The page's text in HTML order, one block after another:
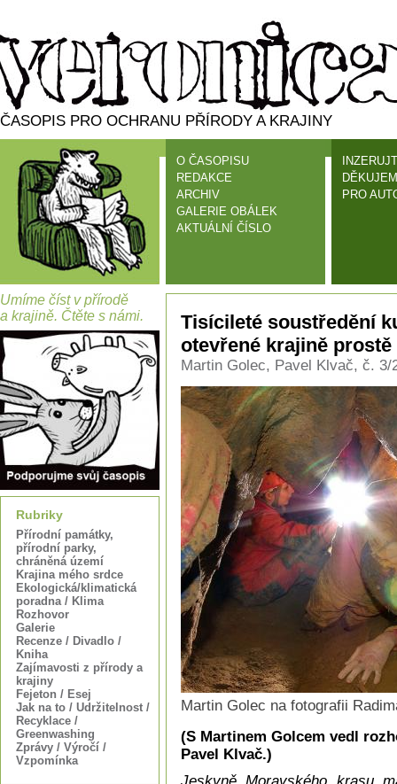
ČASOPIS PRO OCHRANU PŘÍRODY A KRAJINY
O ČASOPISU
REDAKCE
ARCHIV
GALERIE OBÁLEK
AKTUÁLNÍ ČÍSLO
PRO
Umíme číst v přírodě
a krajině. Čtěte s námi.
Rubriky
Přírodní památky,
přírodní parky,
chráněná území
Krajina mého srdce
Ekologická/klimatická
poradna / Klima
Rozhovor
Galerie
Recenze / Divadlo /
Kniha
Zajímavosti z přírody a
krajiny
Fejeton / Esej
Jak na to / Udržitelnost /
Recyklace /
Greenwashing
Zprávy / Výročí /
Vzpomínka
Tisícileté soustředění
otevřené krajině prostě
Martin Golec, Pavel Klvač, č. 3/
Martin Golec na fotografii
(S Martinem Golcem vedl
Pavel Klvač.)